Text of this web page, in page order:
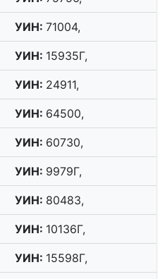
УИН: 71004,
УИН: 15935Г,
УИН: 24911,
УИН: 64500,
УИН: 60730,
УИН: 9979Г,
УИН: 80483,
УИН: 10136Г,
УИН: 15598Г,